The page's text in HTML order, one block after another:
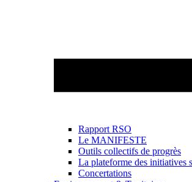
Rapport RSO
Le MANIFESTE
Outils collectifs de progrès
La plateforme des initiatives
Concertations